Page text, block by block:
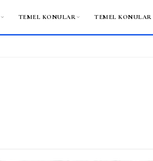
TEMEL KONULAR TEMEL KONULAR